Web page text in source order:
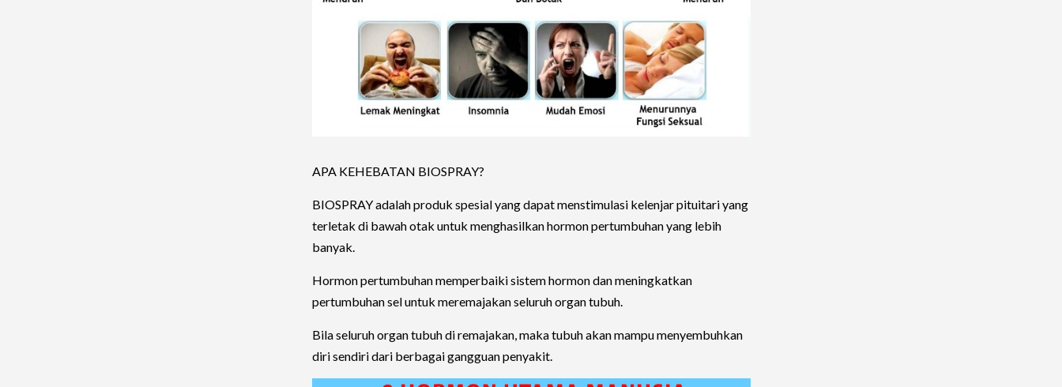
APA KEHEBATAN BIOSPRAY?
BIOSPRAY adalah produk spesial yang dapat menstimulasi kelenjar pituitari yang
terletak di bawah otak untuk menghasilkan hormon pertumbuhan yang lebih
banyak.
Hormon pertumbuhan memperbaiki sistem hormon dan meningkatkan
pertumbuhan sel untuk meremajakan seluruh organ tubuh.
Bila seluruh organ tubuh di remajakan, maka tubuh akan mampu menyembuhkan
diri sendiri dari berbagai gangguan penyakit.